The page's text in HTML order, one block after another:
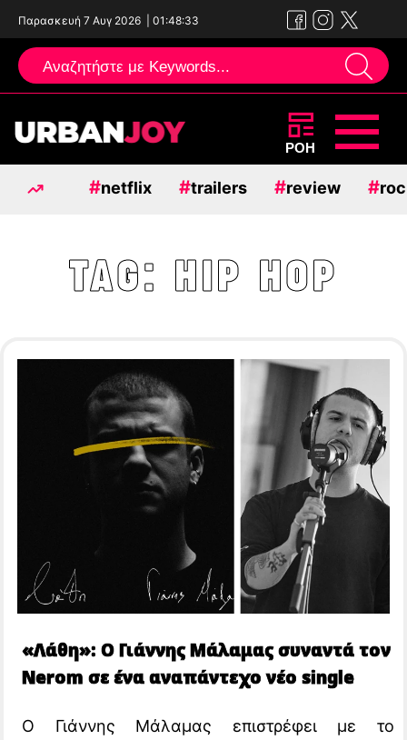
Παρασκευή 7 Αυγ 2026 01:48:33
Μεταπηδήστε
περιεχόμενο
ΡΟΗ
#netflix #trailers #review #
TAG: HIP HOP
«Λάθη»: Ο Γιάννης Μάλαμας συναντά τον
Nerom σε ένα αναπάντεχο νέο single
Ο Γιάννης Μάλαμας επιστρέφει με το